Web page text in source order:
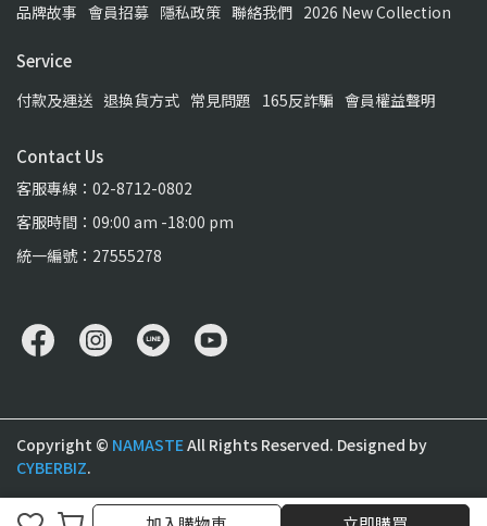
加入購物車
品牌故事 會員招募 隱私政策 聯絡我們 2026 New Collection
Service
付款及運送 退換貨方式 常見問題 165反詐騙 會員權益聲明
Contact Us
客服專線：02-8712-0802
客服時間：09:00 am -18:00 pm
統一編號：27555278
Copyright © NAMASTEAll Rights Reserved. Designed by
CYBERBIZ.